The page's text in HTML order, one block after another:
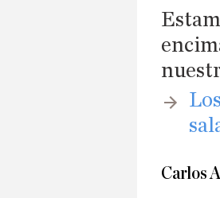
Carlos